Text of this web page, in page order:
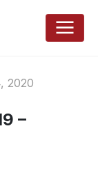
2020
–